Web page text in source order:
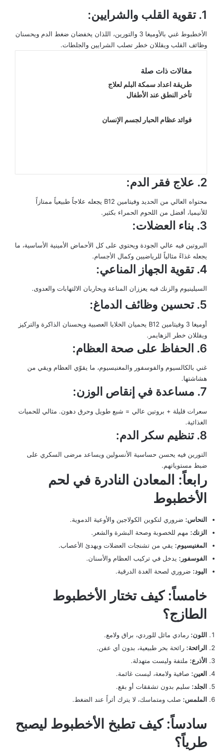
1. تقوية القلب والشرايين:
الأخطبوط غني بالأوميغا 3 والتورين، اللذان يخفضان ضغط الدم ويحسنان
وظائف القلب ويقللان خطر تصلب الشرايين والجلطات.
مقالات ذات صلة
طريقة اعداد سمكة البلم لعلاج
تأخر النطق عند الأطفال
فوائد عظام الحبار لجسم الإنسان
2. علاج فقر الدم:
محتواه العالي من الحديد وفيتامين B12 يجعله علاجاً طبيعياً ممتازاً
للأنيميا، أفضل من اللحوم الحمراء بكثير.
3. بناء العضلات:
البروتين فيه عالي الجودة ويحتوي على كل الأحماض الأمينية الأساسية، ما
يجعله غذاءً مثالياً للرياضيين وكمال الأجسام.
4. تقوية الجهاز المناعي:
السيلينيوم والزنك فيه يعززان المناعة ويحاربان الالتهابات والعدوى.
5. تحسين وظائف الدماغ:
أوميغا 3 وفيتامين B12 يحميان الخلايا العصبية ويحسنان الذاكرة والتركيز
ويقللان خطر الزهايمر.
6. الحفاظ على صحة العظام:
غني بالكالسيوم والفوسفور والمغنيسيوم، ما يقوّي العظام ويقي من
هشاشتها.
7. مساعدة في إنقاص الوزن:
سعرات قليلة + بروتين عالي = شبع طويل وحرق دهون. مثالي للحميات
الغذائية.
8. تنظيم سكر الدم:
التورين فيه يحسن حساسية الأنسولين ويساعد مرضى السكري على
ضبط مستوياتهم.
رابعاً: المعادن النادرة في لحم
الأخطبوط
النحاس: ضروري لتكوين الكولاجين والأوعية الدموية.
الزنك: مهم للخصوبة وصحة البشرة والشعر.
المغنيسيوم: يقي من تشنجات العضلات ويهدئ الأعصاب.
الفوسفور: يدخل في تركيب العظام والأسنان.
اليود: ضروري لصحة الغدة الدرقية.
خامساً: كيف تختار الأخطبوط
الطازج؟
اللون: رمادي مائل للوردي، براق ولامع.
الرائحة: رائحة بحر طبيعية، بدون أي عفن.
الأذرع: ملتفة وليست متهدلة.
العين: صافية ولامعة، ليست غائمة.
الجلد: سليم بدون تشققات أو بقع.
الملمس: صلب ومتماسك، لا يترك أثراً عند الضغط.
سادساً: كيف تطبخ الأخطبوط ليصبح
طرياً؟